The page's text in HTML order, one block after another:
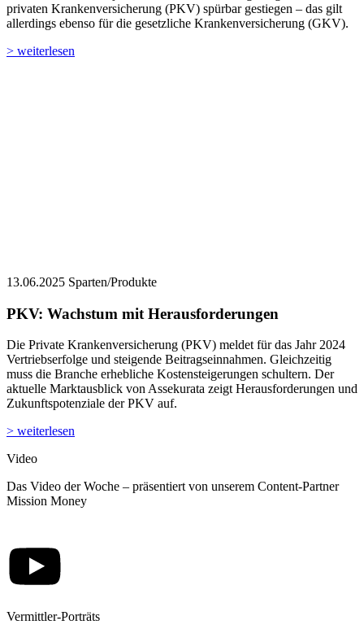
privaten Krankenversicherung (PKV) spürbar gestiegen – das gilt
allerdings ebenso für die gesetzliche Krankenversicherung (GKV).
> weiterlesen
13.06.2025 Sparten/Produkte
PKV: Wachstum mit Herausforderungen
Die Private Krankenversicherung (PKV) meldet für das Jahr 2024
Vertriebserfolge und steigende Beitragseinnahmen. Gleichzeitig
muss die Branche erhebliche Kostensteigerungen schultern. Der
aktuelle Marktausblick von Assekurata zeigt Herausforderungen und
Zukunftspotenziale der PKV auf.
> weiterlesen
Video
Das Video der Woche – präsentiert von unserem Content-Partner
Mission Money
Vermittler-Porträts